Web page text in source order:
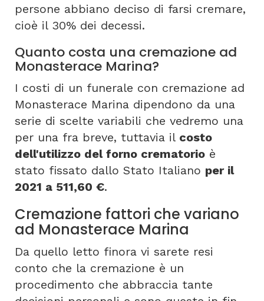
persone abbiano deciso di farsi cremare,
cioè il 30% dei decessi.
Quanto costa una cremazione ad
Monasterace Marina?
I costi di un funerale con cremazione ad
Monasterace Marina dipendono da una
serie di scelte variabili che vedremo una
per una fra breve, tuttavia il costo
dell'utilizzo del forno crematorio è
stato fissato dallo Stato Italiano per il
2021 a 511,60 €.
Cremazione fattori che variano
ad Monasterace Marina
Da quello letto finora vi sarete resi
conto che la cremazione è un
procedimento che abbraccia tante